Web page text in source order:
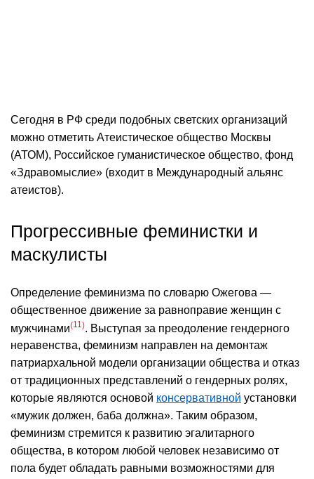
Сегодня в РФ среди подобных светских организаций
можно отметить Атеистическое общество Москвы
(АТОМ), Российское гуманистическое общество, фонд
«Здравомыслие» (входит в Международный альянс
атеистов).
Прогрессивные феминистки и
маскулисты
Определение феминизма по словарю Ожегова —
общественное движение за равноправие женщин с
мужчинами 11
. Выступая за преодоление гендерного
неравенства, феминизм направлен на демонтаж
патриархальной модели организации общества и отказ
от традиционных представлений о гендерных ролях,
которые являются основой консервативной установки
«мужик должен, баба должна». Таким образом,
феминизм стремится к развитию эгалитарного
общества, в котором любой человек независимо от
пола будет обладать равными возможностями для